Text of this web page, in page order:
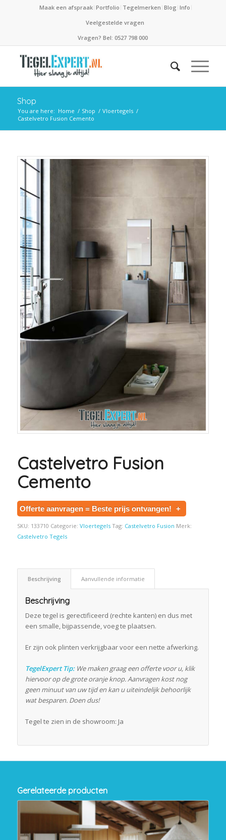
Maak een afspraak Portfolio Tegelmerken Blog Info
Veelgestelde vragen
Vragen? Bel: 0527 798 000
Shop
You are here: Home / Shop / Vloertegels /
Castelvetro Fusion Cemento
Castelvetro Fusion
Cemento
Offerte aanvragen = Beste prijs ontvangen! +
SKU: 133710 Categorie: Vloertegels Tag: Castelvetro Fusion Merk:
Castelvetro Tegels
Beschrijving Aanvullende informatie
Beschrijving
Deze tegel is gerectificeerd (rechte kanten) en dus met
een smalle, bijpassende, voeg te plaatsen.
Er zijn ook plinten verkrijgbaar voor een nette afwerking.
TegelExpert Tip:We maken graag een offerte voor u, klik
hiervoor op de grote oranje knop. Aanvragen kost nog
geen minuut van uw tijd en kan u uiteindelijk behoorlijk
wat besparen. Doen dus!
Tegel te zien in de showroom: Ja
Gerelateerde producten